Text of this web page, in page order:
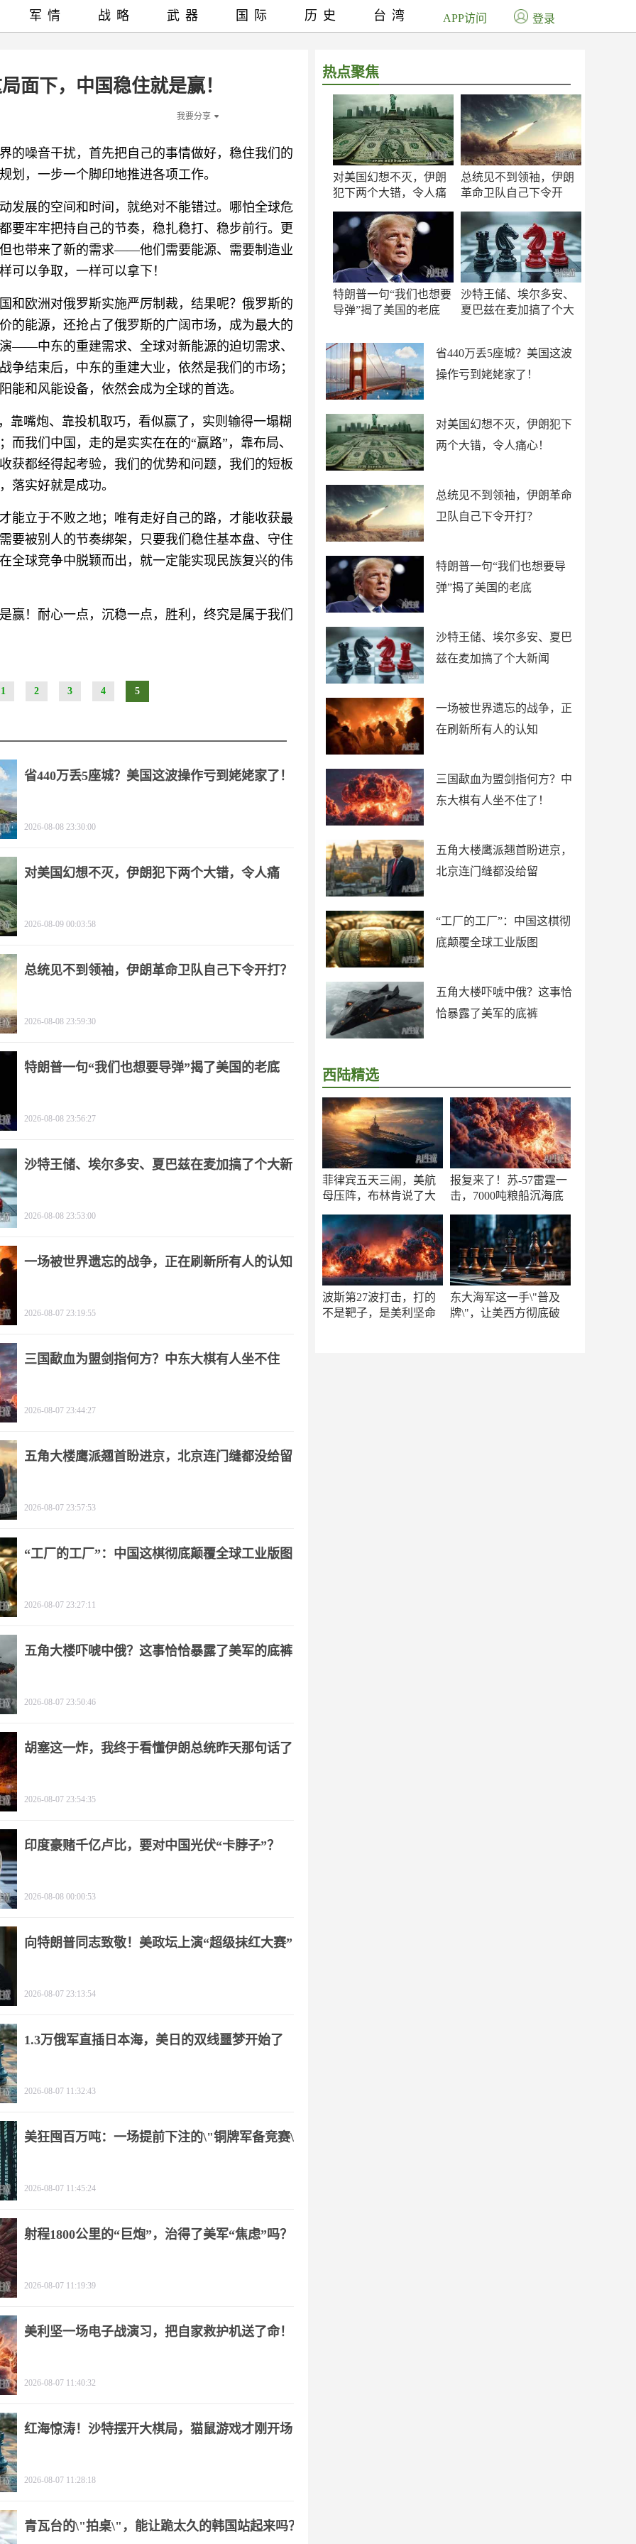
面下，中国稳住就是赢！
我要分享
的噪音干扰，首先把自己的事情做好，稳住我们的
划，一步一个脚印地推进各项工作。
发展的空间和时间，就绝对不能错过。哪怕全球危
要牢牢把持自己的节奏，稳扎稳打、稳步前行。更
也带来了新的需求——他们需要能源、需要制造业
可以争取，一样可以拿下！
和欧洲对俄罗斯实施严厉制裁，结果呢？俄罗斯的
的能源，还抢占了俄罗斯的广阔市场，成为最大的
——中东的重建需求、全球对新能源的迫切需求、
结束后，中东的重建大业，依然是我们的市场；
能和风能设备，依然会成为全球的首选。
靠嘴炮、靠投机取巧，看似赢了，实则输得一塌糊
我们中国，走的是实实在在的“赢路”，靠布局、
获都经得起考验，我们的优势和问题，我们的短板
落实好就是成功。
能立于不败之地；唯有走好自己的路，才能收获最
要被别人的节奏绑架，只要我们稳住基本盘、守住
全球竞争中脱颖而出，就一定能实现民族复兴的伟
赢！耐心一点，沉稳一点，胜利，终究是属于我们
1 2 3 4 5
热点聚焦
对美国幻想不灭，伊朗
犯下两个大错，令人痛
总统见不到领袖，伊朗
革命卫队自己下令开
特朗普一句“我们也想要
导弹”揭了美国的老底
沙特王储、埃尔多安、
夏巴兹在麦加搞了个大
省440万丢5座城？美国这波
操作亏到姥姥家了！
对美国幻想不灭，伊朗犯下
两个大错，令人痛心！
总统见不到领袖，伊朗革命
卫队自己下令开打？
特朗普一句“我们也想要导
弹”揭了美国的老底
沙特王储、埃尔多安、夏巴
兹在麦加搞了个大新闻
一场被世界遗忘的战争，正
在刷新所有人的认知
三国歃血为盟剑指何方？中
东大棋有人坐不住了！
五角大楼鹰派翘首盼进京，
北京连门缝都没给留
“工厂的工厂”：中国这棋彻
底颠覆全球工业版图
五角大楼吓唬中俄？这事恰
恰暴露了美军的底裤
西陆精选
菲律宾五天三闹，美航
母压阵，布林肯说了大
报复来了！苏-57雷霆一
击，7000吨粮船沉海底
波斯第27波打击，打的
不是靶子，是美利坚命
东大海军这一手\"普及
牌\"，让美西方彻底破
军情 战略 武器 国际 历史 台湾 APP访问 登录
省440万丢5座城？美国这波操作亏到姥姥家了！
2026-08-08 23:30:00
对美国幻想不灭，伊朗犯下两个大错，令人痛
2026-08-09 00:03:58
总统见不到领袖，伊朗革命卫队自己下令开打？
2026-08-08 23:59:30
特朗普一句“我们也想要导弹”揭了美国的老底
2026-08-08 23:56:27
沙特王储、埃尔多安、夏巴兹在麦加搞了个大新
2026-08-08 23:53:00
一场被世界遗忘的战争，正在刷新所有人的认知
2026-08-07 23:19:55
三国歃血为盟剑指何方？中东大棋有人坐不住
2026-08-07 23:44:27
五角大楼鹰派翘首盼进京，北京连门缝都没给留
2026-08-07 23:57:53
“工厂的工厂”：中国这棋彻底颠覆全球工业版图
2026-08-07 23:27:11
五角大楼吓唬中俄？这事恰恰暴露了美军的底裤
2026-08-07 23:50:46
胡塞这一炸，我终于看懂伊朗总统昨天那句话了
2026-08-07 23:54:35
印度豪赌千亿卢比，要对中国光伏“卡脖子”？
2026-08-08 00:00:53
向特朗普同志致敬！美政坛上演“超级抹红大赛”
2026-08-07 23:13:54
1.3万俄军直插日本海，美日的双线噩梦开始了
2026-08-07 11:32:43
美狂囤百万吨：一场提前下注的\"铜牌军备竞赛\"
2026-08-07 11:45:24
射程1800公里的“巨炮”，治得了美军“焦虑”吗？
2026-08-07 11:19:39
美利坚一场电子战演习，把自家救护机送了命！
2026-08-07 11:40:32
红海惊涛！沙特摆开大棋局，猫鼠游戏才刚开场
2026-08-07 11:28:18
青瓦台的\"拍桌\"，能让跪太久的韩国站起来吗？